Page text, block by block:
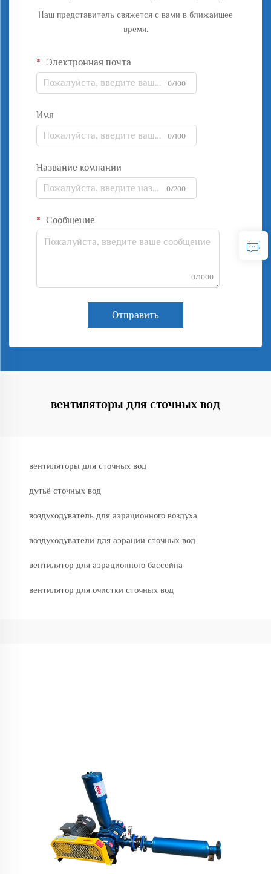
Наш представитель свяжется с вами в ближайшее
время.
Электронная почта
0/100
Имя
0/100
Название компании
0/200
Сообщение
0/1000
Отправить
вентиляторы для сточных вод
вентиляторы для сточных вод
дутьё сточных вод
воздуходуватель для аэрационного воздуха
воздуходуватели для аэрации сточных вод
вентилятор для аэрационного бассейна
вентилятор для очистки сточных вод